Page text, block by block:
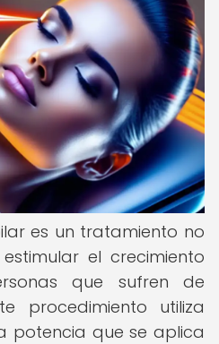
es un tratamiento no
el crecimiento
que sufren de
procedimiento utiliza
potencia que se aplica